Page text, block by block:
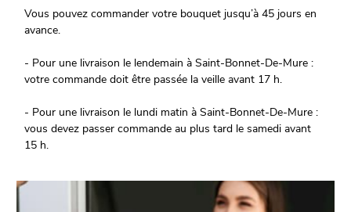
Vous pouvez commander votre bouquet jusqu’à 45 jours en
avance.
- Pour une livraison le lendemain à Saint-Bonnet-De-Mure :
votre commande doit être passée la veille avant 17 h.
- Pour une livraison le lundi matin à Saint-Bonnet-De-Mure :
vous devez passer commande au plus tard le samedi avant
15 h.